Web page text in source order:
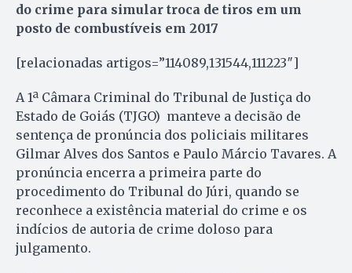
do crime para simular troca de tiros em um
posto de combustíveis em 2017
[relacionadas artigos=”114089,131544,111223″]
A 1ª Câmara Criminal do Tribunal de Justiça do
Estado de Goiás (TJGO) manteve a decisão de
sentença de pronúncia dos policiais militares
Gilmar Alves dos Santos e Paulo Márcio Tavares. A
pronúncia encerra a primeira parte do
procedimento do Tribunal do Júri, quando se
reconhece a existência material do crime e os
indícios de autoria de crime doloso para
julgamento.